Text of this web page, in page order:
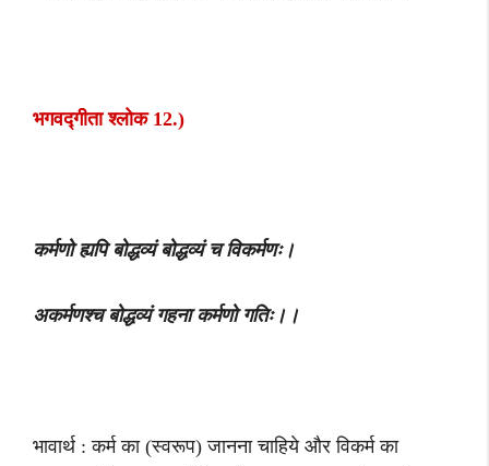
भगवद्गीता श्लोक 12.)
कर्मणो ह्यपि बोद्धव्यं बोद्धव्यं च विकर्मणः।
अकर्मणश्च बोद्धव्यं गहना कर्मणो गतिः।।
भावार्थ : कर्म का (स्वरूप) जानना चाहिये और विकर्म का